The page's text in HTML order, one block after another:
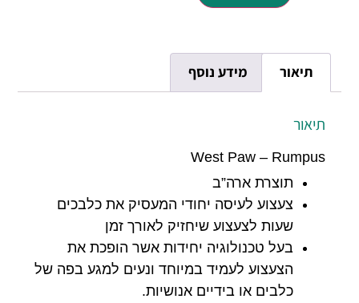
תיאור מידע נוסף
תיאור
West Paw – Rumpus
תוצרת ארה”ב
צעצוע לעיסה יחודי המעסיק את כלבכים
שעות לצעצוע שיחזיק לאורך זמן
בעל טכנולוגיה יחידות אשר הופכת את
הצעצוע לעמיד במיוחד ונעים למגע בפה של
כלבים או בידיים אנושיות.